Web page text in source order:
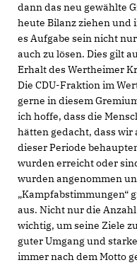
dann das neu gewählte
heute Bilanz ziehen und
es Aufgabe sein nicht
auch zu lösen. Dies gilt
Erhalt des Wertheimer
Die CDU-Fraktion im
gerne in diesem
ich hoffe, dass die
hätten gedacht, dass wir
dieser Periode
wurden erreicht oder
wurden angenommen
Kampfabstimmungen“
aus. Nicht nur die
wichtig, um seine Ziele
guter Umgang und
immer nach dem Motto